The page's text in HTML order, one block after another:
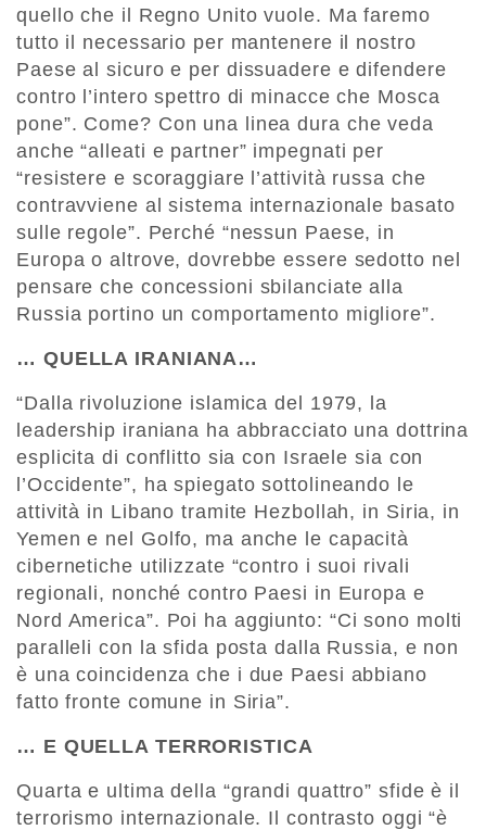
quello che il Regno Unito vuole. Ma faremo
tutto il necessario per mantenere il nostro
Paese al sicuro e per dissuadere e difendere
contro l’intero spettro di minacce che Mosca
pone”. Come? Con una linea dura che veda
anche “alleati e partner” impegnati per
“resistere e scoraggiare l’attività russa che
contravviene al sistema internazionale basato
sulle regole”. Perché “nessun Paese, in
Europa o altrove, dovrebbe essere sedotto nel
pensare che concessioni sbilanciate alla
Russia portino un comportamento migliore”.
… QUELLA IRANIANA…
“Dalla rivoluzione islamica del 1979, la
leadership iraniana ha abbracciato una dottrina
esplicita di conflitto sia con Israele sia con
l’Occidente”, ha spiegato sottolineando le
attività in Libano tramite Hezbollah, in Siria, in
Yemen e nel Golfo, ma anche le capacità
cibernetiche utilizzate “contro i suoi rivali
regionali, nonché contro Paesi in Europa e
Nord America”. Poi ha aggiunto: “Ci sono molti
paralleli con la sfida posta dalla Russia, e non
è una coincidenza che i due Paesi abbiano
fatto fronte comune in Siria”.
… E QUELLA TERRORISTICA
Quarta e ultima della “grandi quattro” sfide è il
terrorismo internazionale. Il contrasto oggi “è